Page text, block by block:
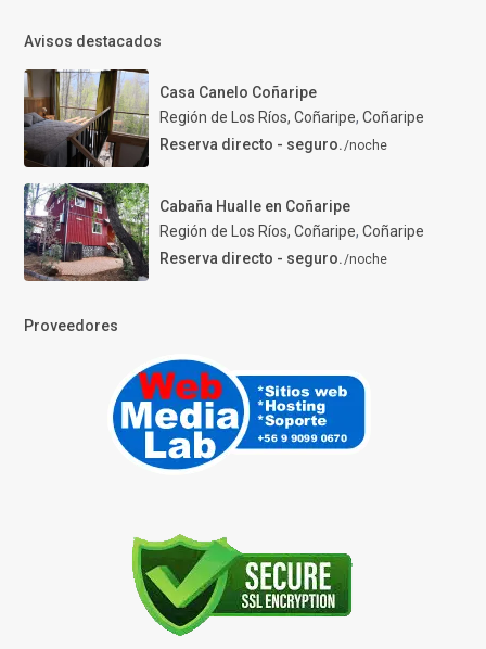
Avisos destacados
Casa Canelo Coñaripe
Región de Los Ríos, Coñaripe, Coñaripe
Reserva directo - seguro./noche
Cabaña Hualle en Coñaripe
Región de Los Ríos, Coñaripe, Coñaripe
Reserva directo - seguro./noche
Proveedores